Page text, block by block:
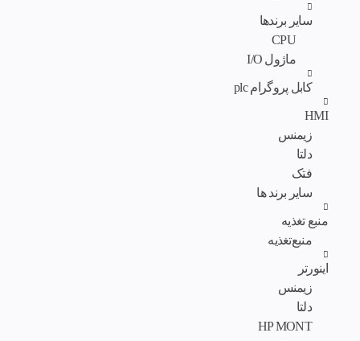
سایر برندها
CPU
ماژول I/O
کابل پروگرام plc
HMI
زیمنس
دلتا
فتک
سایر برند ها
منبع تغذیه
منبع‌تغذیه
اینورتر
زیمنس
دلتا
HP MONT